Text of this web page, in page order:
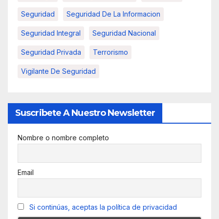
Seguridad Seguridad De La Informacion
Seguridad Integral Seguridad Nacional
Seguridad Privada Terrorismo
Vigilante De Seguridad
Suscribete A Nuestro Newsletter
Nombre o nombre completo
Email
Si continúas, aceptas la política de privacidad